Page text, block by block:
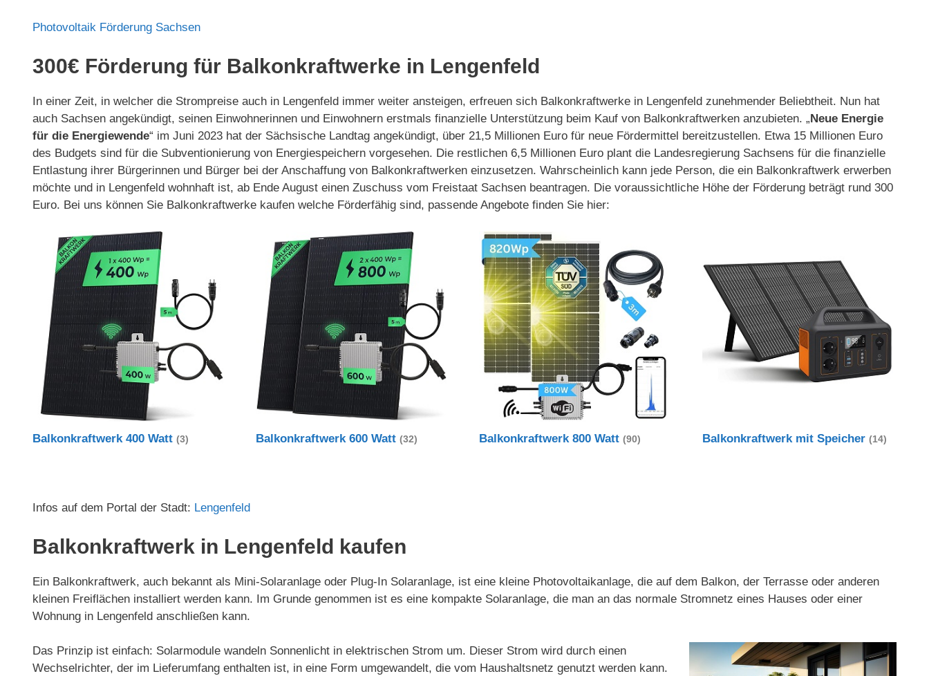
Photovoltaik Förderung Sachsen
300€ Förderung für Balkonkraftwerke in Lengenfeld
In einer Zeit, in welcher die Strompreise auch in Lengenfeld immer weiter ansteigen, erfreuen sich Balkonkraftwerke in Lengenfeld zunehmender Beliebtheit. Nun hat
auch Sachsen angekündigt, seinen Einwohnerinnen und Einwohnern erstmals finanzielle Unterstützung beim Kauf von Balkonkraftwerken anzubieten. „Neue Energie
für die Energiewende“ im Juni 2023 hat der Sächsische Landtag angekündigt, über 21,5 Millionen Euro für neue Fördermittel bereitzustellen. Etwa 15 Millionen Euro
des Budgets sind für die Subventionierung von Energiespeichern vorgesehen. Die restlichen 6,5 Millionen Euro plant die Landesregierung Sachsens für die finanzielle
Entlastung ihrer Bürgerinnen und Bürger bei der Anschaffung von Balkonkraftwerken einzusetzen. Wahrscheinlich kann jede Person, die ein Balkonkraftwerk erwerben
möchte und in Lengenfeld wohnhaft ist, ab Ende August einen Zuschuss vom Freistaat Sachsen beantragen. Die voraussichtliche Höhe der Förderung beträgt rund 300
Euro. Bei uns können Sie Balkonkraftwerke kaufen welche Förderfähig sind, passende Angebote finden Sie hier:
Balkonkraftwerk 400 Watt (3) Balkonkraftwerk 600 Watt(32) Balkonkraftwerk 800 Watt(90) Balkonkraftwerk mit Speicher(14)
Infos auf dem Portal der Stadt: Lengenfeld
Balkonkraftwerk in Lengenfeld kaufen
Ein Balkonkraftwerk, auch bekannt als Mini-Solaranlage oder Plug-In Solaranlage, ist eine kleine Photovoltaikanlage, die auf dem Balkon, der Terrasse oder anderen
kleinen Freiflächen installiert werden kann. Im Grunde genommen ist es eine kompakte Solaranlage, die man an das normale Stromnetz eines Hauses oder einer
Wohnung in Lengenfeld anschließen kann.
Das Prinzip ist einfach: Solarmodule wandeln Sonnenlicht in elektrischen Strom um. Dieser Strom wird durch einen
Wechselrichter, der im Lieferumfang enthalten ist, in eine Form umgewandelt, die vom Haushaltsnetz genutzt werden kann.